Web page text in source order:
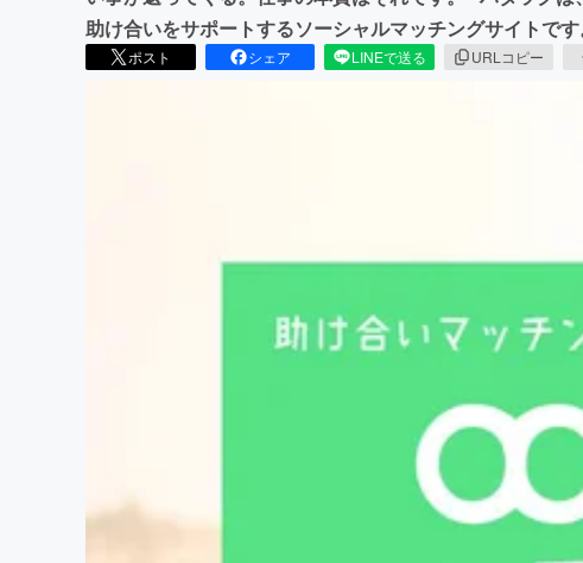
助け合いをサポートするソーシャルマッチングサイトです
ポスト シェア LINEで送る URLコピー